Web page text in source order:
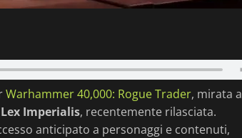
Warhammer 40,000: Rogue Trader, mirata a
Lex Imperialis, recentemente rilasciata.
anticipato a personaggi e contenuti,